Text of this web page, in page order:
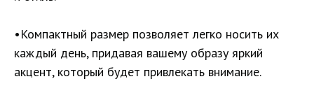
•Компактный размер позволяет легко носить их
каждый день, придавая вашему образу яркий
акцент, который будет привлекать внимание.